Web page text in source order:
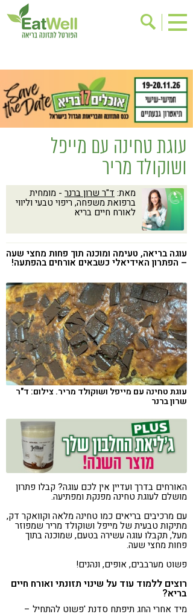
בישול בריא
אינדקס עסקים
ריפוי ומניעת מחלות
בריאות האישה
תוספי תזונה
מתכוני בריאות
אירועים
שינוי תזונתי
גישות בתזונה
ניקוי רעלים
מזונות על
ילדים
תזונה וספורט
רגישות לגלוטן
טעים להכיר
קורונה
טבעונות
עוגת טחינה עם מייפל
ושוקולד מריר
מאת: ד"ר שרון ברנר - מומחית
ברפואת משפחה, ריפוי טבעי וליווי
לאורח חיים בריא
עוגה בריאה, טעימה ומוכנה תוך פחות מחצי שעה
– הפתרון האידיאלי כשבאים אורחים בהפתעה!
עוגת טחינה עם מייפל ושוקולד מריר. צילום: ד"ר
שרון ברנר
האורחים בדרך ועדיין אין לכם עוגה? קבלו פתרון
מושלם לעוגת טחינה מפנקת ומפתיעה.
עם מרכיבים בריאים כמו טחינה מלאה וקוואקר דק,
מתיקות טבעית של מייפל ושוקולד מריר שמפוזר
מעל, תקבלו עוגה עשירה בטעם, שמוכנה בתוך
פחות מחצי שעה.
פשוט מערבבים, אופים, ונהנים!
רוצים ללמוד עוד על שינוי תזונתי ואורח חיים
בריא?
מיד אחרי החג תיפתח סדנת 'פשוט להתחיל –